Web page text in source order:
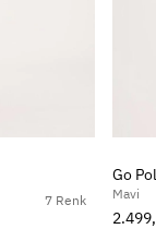
7 Renk
Go
Mavi